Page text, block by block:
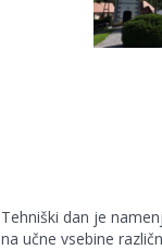
Tehniški dan je
na učne vsebine